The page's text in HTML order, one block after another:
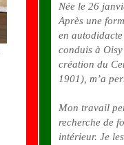
Née le 26
Après une
en
conduis à
création du
1901), m’a
Mon travail
recherche de
intérieur. Je